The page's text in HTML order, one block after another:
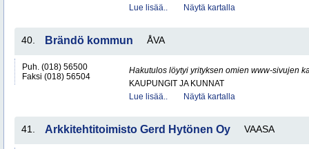
Lue lisää..
Näytä kartalla
40. Brändö kommun ÅVA
Puh. (018) 56500
Faksi (018) 56504
Hakutulos löytyi yrityksen omien www-sivujen
KAUPUNGIT JA KUNNAT
Lue lisää..
Näytä kartalla
41. Arkkitehtitoimisto Gerd Hytönen Oy VAASA